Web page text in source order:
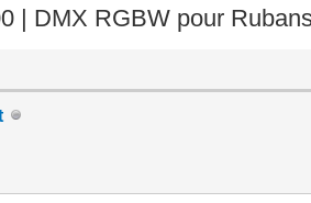
| DMX RGBW pour